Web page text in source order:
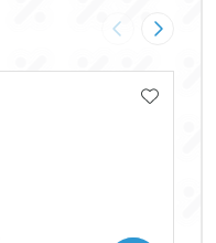
Imagem